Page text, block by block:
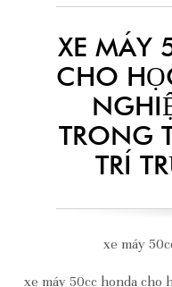
XE MÁY
CHO
TRONG
TRÍ
xe máy
xe máy 50cc honda cho